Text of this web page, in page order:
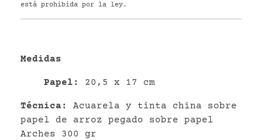
está prohibida por la ley.
Medidas
Papel : 20,5 x 17 cm
Técnica:
Acuarela y tinta china sobre
papel de arroz pegado sobre papel
Arches 300 gr